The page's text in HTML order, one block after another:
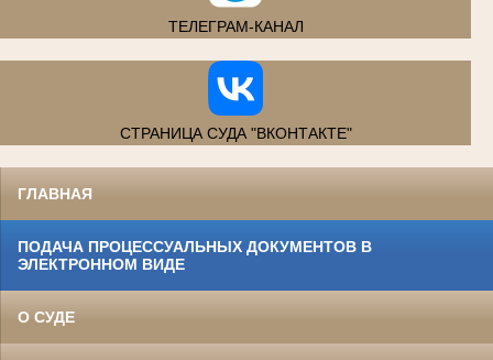
ТЕЛЕГРАМ-КАНАЛ
СТРАНИЦА СУДА "ВКОНТАКТЕ"
ГЛАВНАЯ
ПОДАЧА ПРОЦЕССУАЛЬНЫХ ДОКУМЕНТОВ В
ЭЛЕКТРОННОМ ВИДЕ
О СУДЕ